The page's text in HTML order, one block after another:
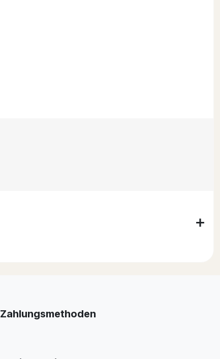
Zahlungsmethoden